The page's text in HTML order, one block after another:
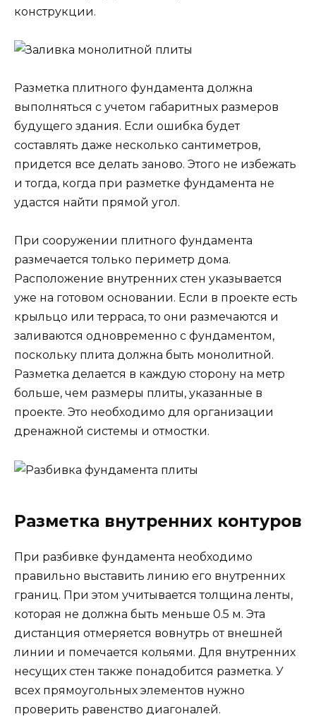
конструкции.
Разметка плитного фундамента должна
выполняться с учетом габаритных размеров
будущего здания. Если ошибка будет
составлять даже несколько сантиметров,
придется все делать заново. Этого не избежать
и тогда, когда при разметке фундамента не
удастся найти прямой угол.
При сооружении плитного фундамента
размечается только периметр дома.
Расположение внутренних стен указывается
уже на готовом основании. Если в проекте есть
крыльцо или терраса, то они размечаются и
заливаются одновременно с фундаментом,
поскольку плита должна быть монолитной.
Разметка делается в каждую сторону на метр
больше, чем размеры плиты, указанные в
проекте. Это необходимо для организации
дренажной системы и отмостки.
Разметка внутренних контуров
При разбивке фундамента необходимо
правильно выставить линию его внутренних
границ. При этом учитывается толщина ленты,
которая не должна быть меньше 0.5 м. Эта
дистанция отмеряется вовнутрь от внешней
линии и помечается кольями. Для внутренних
несущих стен также понадобится разметка. У
всех прямоугольных элементов нужно
проверить равенство диагоналей.